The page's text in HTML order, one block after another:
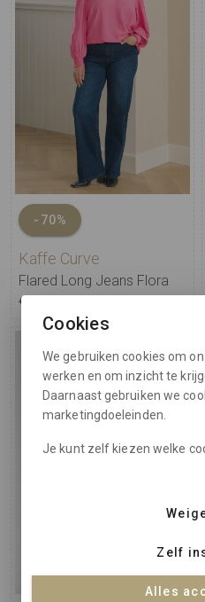
-70%
Kaffe Curve
Flared Long Jeans Flora
€ 69,95
Cookies
We gebruiken cookies om
werken en om inzicht te
Daarnaast gebruiken we
marketingdoeleinden.
Je kunt zelf kiezen welke
Zelf
Alles